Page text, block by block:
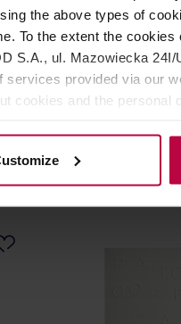
the above types of
To the extent the
S.A., ul. Mazowiecka 24I/
provided via our
cookies and the personal
dużo mówić –
trawa